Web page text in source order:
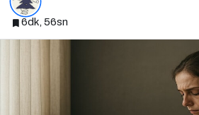
6dk, 56sn